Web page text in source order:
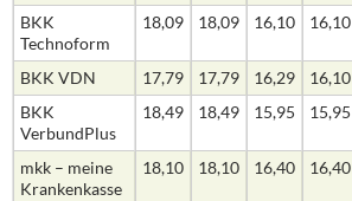
BKK
Technoform
18,09 18,09 16,10 16,10
BKK VDN 17,79 17,79 16,29 16,10
BKK
VerbundPlus
18,49 18,49 15,95 15,95
mkk – meine
Krankenkasse
18,10 18,10 16,40 16,40